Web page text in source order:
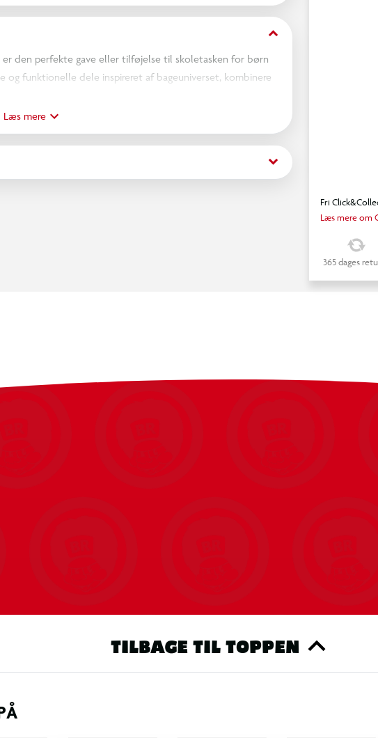
keyboard_arrow_down
den perfekte gave eller tilføjelse til skoletasken for børn
og funktionelle dele inspireret af bageuniverset, kombinere
Læs mere
keyboard_arrow_down
Fri
Læs mere om
365 dages
TILBAGE TIL TOPPEN